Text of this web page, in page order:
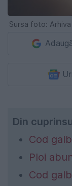
Sursa foto: Arhiva
Din
Cod
Ploi
Cod